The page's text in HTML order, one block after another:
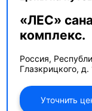
«ЛЕС»
комплекс.
Россия,
Глазкрицкого, д.
Уточнить